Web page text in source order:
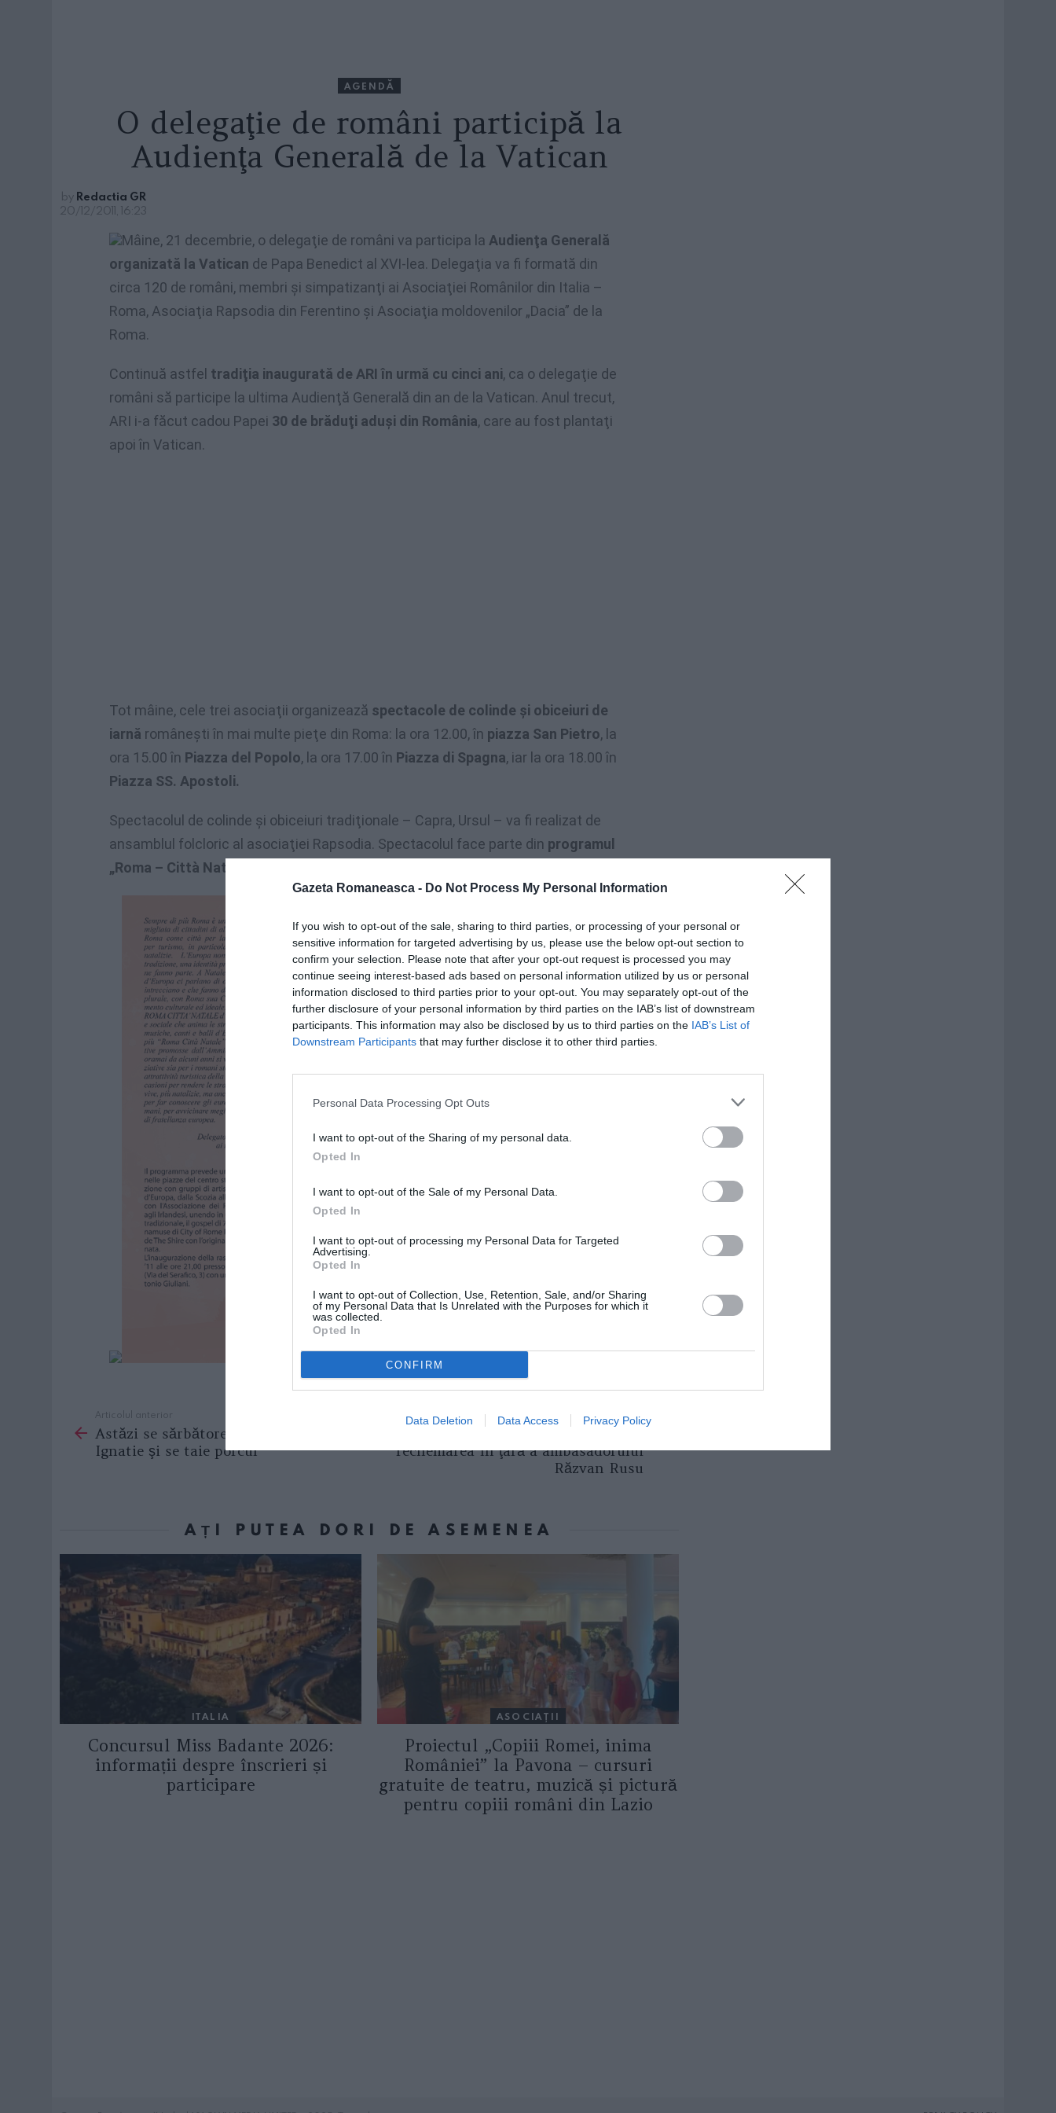
Gazeta Romaneasca - Do Not Process My Personal Information
If you wish to opt-out of the sale, sharing to third parties, or processing of your personal or
sensitive information for targeted advertising by us, please use the below opt-out section to
confirm your selection. Please note that after your opt-out request is processed you may
continue seeing interest-based ads based on personal information utilized by us or personal
information disclosed to third parties prior to your opt-out. You may separately opt-out of the
further disclosure of your personal information by third parties on the IAB’s list of downstream
participants. This information may also be disclosed by us to third parties on the IAB’s List of
Downstream Participants that may further disclose it to other third parties.
Personal Data Processing Opt Outs
I want to opt-out of the Sharing of my personal data.
Opted In
I want to opt-out of the Sale of my Personal Data.
Opted In
I want to opt-out of processing my Personal Data for Targeted
Advertising.
Opted In
I want to opt-out of Collection, Use, Retention, Sale, and/or Sharing
of my Personal Data that Is Unrelated with the Purposes for which it
was collected.
Opted In
CONFIRM
Data Deletion Data Access Privacy Policy
AGENDĂ
O delegaţie de români participă la
Audienţa Generală de la Vatican
by Redactia GR
20/12/2011, 16:23
Mâine, 21 decembrie, o delegaţie de români va participa la Audienţa Generală
organizată la Vatican de Papa Benedict al XVI-lea. Delegaţia va fi formată din
circa 120 de români, membri şi simpatizanţi ai Asociaţiei Românilor din Italia –
Roma, Asociaţia Rapsodia din Ferentino şi Asociaţia moldovenilor „Dacia” de la
Roma.
Continuă astfel tradiţia inaugurată de ARI în urmă cu cinci ani, ca o delegaţie de
români să participe la ultima Audienţă Generală din an de la Vatican. Anul trecut,
ARI i-a făcut cadou Papei 30 de brăduţi aduşi din România, care au fost plantaţi
apoi în Vatican.
Tot mâine, cele trei asociaţii organizează spectacole de colinde şi obiceiuri de
iarnă româneşti în mai multe pieţe din Roma: la ora 12.00, în piazza San Pietro, la
ora 15.00 în Piazza del Popolo, la ora 17.00 în Piazza di Spagna, iar la ora 18.00 în
Piazza SS. Apostoli.
Spectacolul de colinde şi obiceiuri tradiţionale – Capra, Ursul – va fi realizat de
ansamblul folcloric al asociaţiei Rapsodia. Spectacolul face parte din programul
„Roma – Città Natale d’Europa”
more
Articolul anterior
Astăzi se sărbătoreşte Sfântul
Ignatie şi se taie porcul
Următorul articol
Traian Băsescu a semnat
rechemarea în ţară a ambasadorului
Răzvan Rusu
AȚI PUTEA DORI DE ASEMENEA
ITALIA
Concursul Miss Badante 2026:
informații despre înscrieri și
participare
ASOCIAŢII
Proiectul „Copiii Romei, inima
României” la Pavona – cursuri
gratuite de teatru, muzică și pictură
pentru copiii români din Lazio